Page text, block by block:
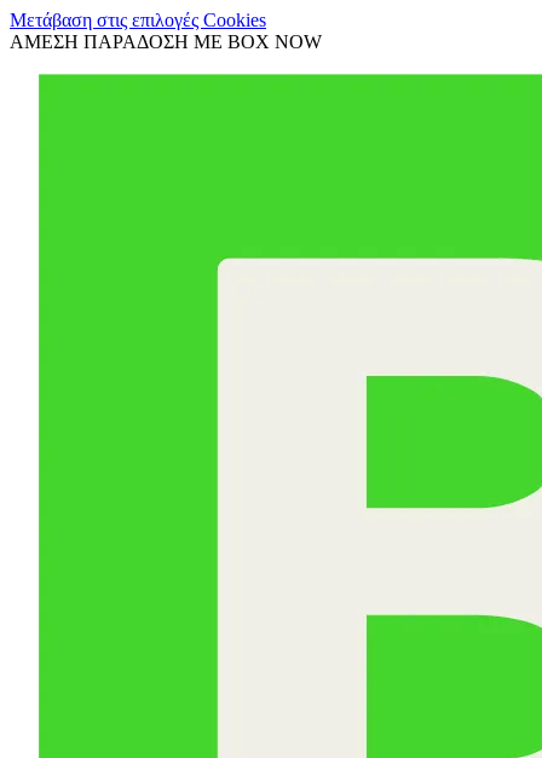
Μετάβαση στις επιλογές Cookies
ΑΜΕΣΗ ΠΑΡΑΔΟΣΗ ΜΕ BOX NOW